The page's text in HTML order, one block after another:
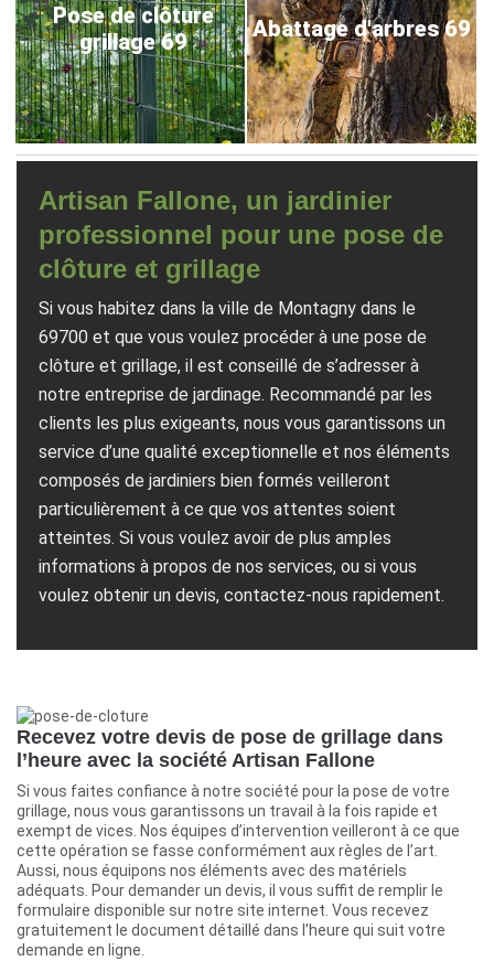
Pose de clôture
grillage 69
Abattage d'arbres 69
Artisan Fallone, un jardinier
professionnel pour une pose de
clôture et grillage
Si vous habitez dans la ville de Montagny dans le
69700 et que vous voulez procéder à une pose de
clôture et grillage, il est conseillé de s’adresser à
notre entreprise de jardinage. Recommandé par les
clients les plus exigeants, nous vous garantissons un
service d’une qualité exceptionnelle et nos éléments
composés de jardiniers bien formés veilleront
particulièrement à ce que vos attentes soient
atteintes. Si vous voulez avoir de plus amples
informations à propos de nos services, ou si vous
voulez obtenir un devis, contactez-nous rapidement.
Recevez votre devis de pose de grillage dans
l’heure avec la société Artisan Fallone
Si vous faites confiance à notre société pour la pose de votre
grillage, nous vous garantissons un travail à la fois rapide et
exempt de vices. Nos équipes d’intervention veilleront à ce que
cette opération se fasse conformément aux règles de l’art.
Aussi, nous équipons nos éléments avec des matériels
adéquats. Pour demander un devis, il vous suffit de remplir le
formulaire disponible sur notre site internet. Vous recevez
gratuitement le document détaillé dans l’heure qui suit votre
demande en ligne.